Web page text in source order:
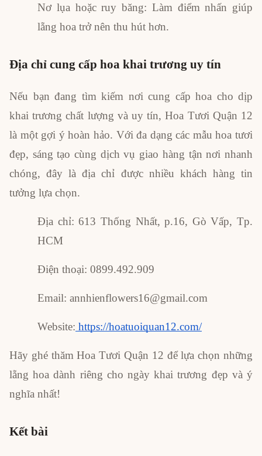
Nơ lụa hoặc ruy băng: Làm điểm nhấn giúp
lẵng hoa trở nên thu hút hơn.
Địa chỉ cung cấp hoa khai trương uy tín
Nếu bạn đang tìm kiếm nơi cung cấp hoa cho dịp
khai trương chất lượng và uy tín, Hoa Tươi Quận 12
là một gợi ý hoàn hảo. Với đa dạng các mẫu hoa tươi
đẹp, sáng tạo cùng dịch vụ giao hàng tận nơi nhanh
chóng, đây là địa chỉ được nhiều khách hàng tin
tưởng lựa chọn.
Địa chỉ: 613 Thống Nhất, p.16, Gò Vấp, Tp.
HCM
Điện thoại: 0899.492.909
Email: annhienflowers16@gmail.com
Website: https://hoatuoiquan12.com/
Hãy ghé thăm Hoa Tươi Quận 12 để lựa chọn những
lẵng hoa dành riêng cho ngày khai trương đẹp và ý
nghĩa nhất!
Kết bài